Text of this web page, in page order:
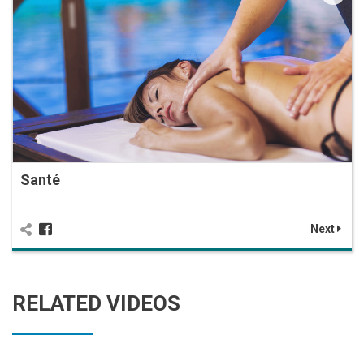
Santé
Next
RELATED VIDEOS